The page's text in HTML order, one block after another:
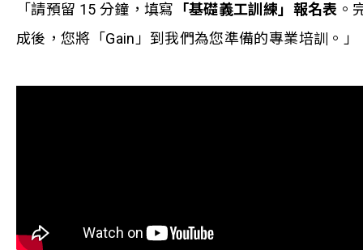
「請預留 15 分鐘，填寫 「基礎義工訓練」報名表 。
成後，您將「Gain」到我們為您準備的專業培訓。」